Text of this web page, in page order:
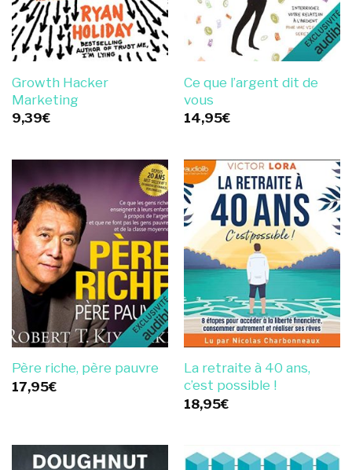
Growth Hacker
Marketing
9,39€
Ce que l’argent dit de
vous
14,95€
Père riche, père pauvre
17,95€
La retraite à 40 ans,
c’est possible !
18,95€